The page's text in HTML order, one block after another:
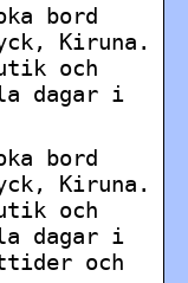
bord
Kiruna.
och
dagar i
bord
Kiruna.
och
dagar i
och